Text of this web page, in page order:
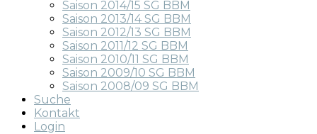
Saison 2014/15 SG BBM
Saison 2013/14 SG BBM
Saison 2012/13 SG BBM
Saison 2011/12 SG BBM
Saison 2010/11 SG BBM
Saison 2009/10 SG BBM
Saison 2008/09 SG BBM
Suche
Kontakt
Login